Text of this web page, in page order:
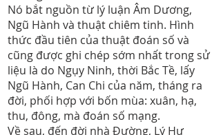
Nó bắt nguồn từ lý luận Âm Dương,
Ngũ Hành và thuật chiêm tinh. Hình
thức đầu tiên của thuật đoán số và
cũng được ghi chép sớm nhất trong sử
liệu là do Ngụy Ninh, thời Bắc Tề, lấy
Ngũ Hành, Can Chi của năm, tháng ra
đời, phối hợp với bốn mùa: xuân, hạ,
thu, đông, mà đoán số mạng.
Về sau, đến đời nhà Đường, Lý Hư